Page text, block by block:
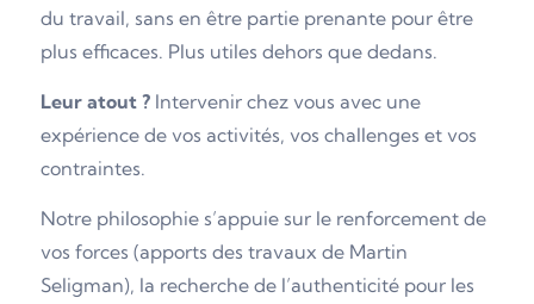
du travail, sans en être partie prenante pour être
plus efficaces. Plus utiles dehors que dedans.
Leur atout ? Intervenir chez vous avec une
expérience de vos activités, vos challenges et vos
contraintes.
Notre philosophie s’appuie sur le renforcement de
vos forces (apports des travaux de Martin
Seligman), la recherche de l’authenticité pour les